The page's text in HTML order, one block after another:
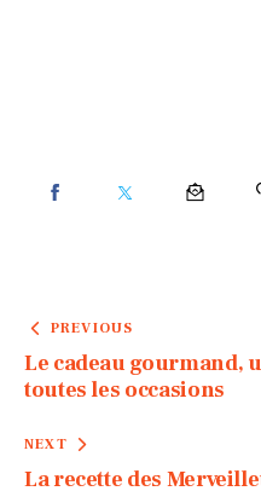
PREVIOUS
Le cadeau gourmand,
toutes les occasions
NEXT
La recette des